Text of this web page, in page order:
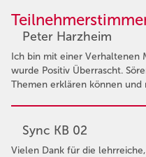
Peter Harzheim
Ich bin mit einer Verhaltenen
wurde Positiv Überrascht.
Themen erklären können und
Sync KB 02
Vielen Dank für die